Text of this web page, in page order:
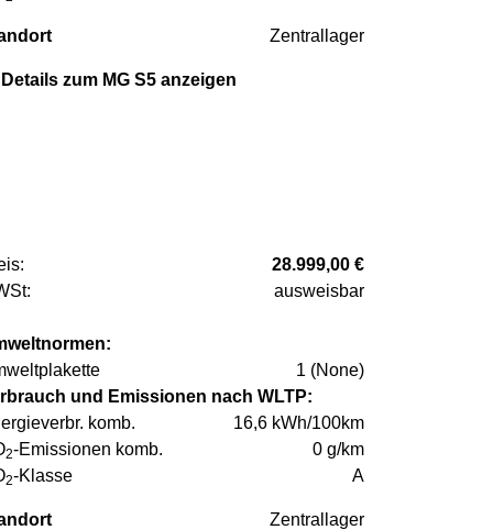
Zentrallager
zum MG S5 anzeigen
28.999,00 €
ausweisbar
1 (None)
und Emissionen nach WLTP:
komb.
16,6 kWh/100km
2-Emissionen komb.
0 g/km
2-Klasse A
Zentrallager